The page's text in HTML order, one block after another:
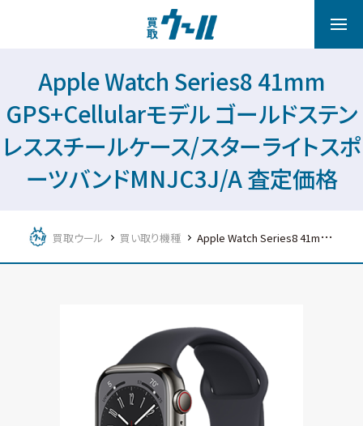
Apple Watch Series8 41mm
GPS+Cellularモデル ゴールドステン
レススチールケース/スターライトスポ
ーツバンドMNJC3J/A 査定価格
買取ウール 買い取り機種 Apple Watch Series8 41mm GPS+Cellularモデル ゴールドステンレススチールケース/スターライトスポーツバンドMNJC3J/A